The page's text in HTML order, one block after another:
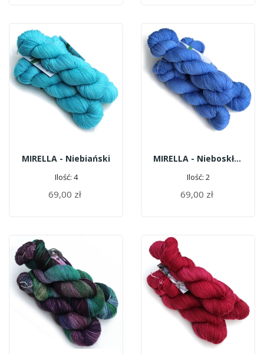
MIRELLA - Niebiański
Ilość: 4
69,00 zł
DODAJ DO KOSZYKA
MIRELLA - Nieboskłon
Ilość: 2
69,00 zł
DODAJ DO KOSZYKA